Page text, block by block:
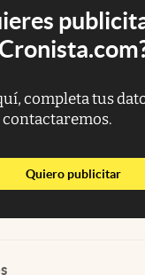
completa tus
contactaremos.
Quiero publicitar